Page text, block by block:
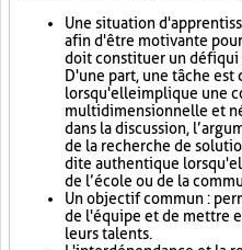
Une situation
afin d'être motivante
doit constituer un défi
D'une part, une tâche est
lorsqu'elle implique une
multidimensionnelle et
dans la discussion,
de la recherche de
dite authentique
de l’école ou de la
Un objectif commun :
de l'équipe et de mettre
leurs talents.